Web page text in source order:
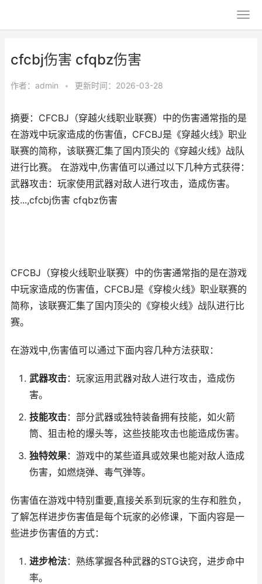
cfcbj伤害 cfqbz伤害
作者： admin • 更新时间：2026-03-28
摘要：CFCBJ（穿越火线职业联赛）中的伤害通常指的是
在游戏中玩家造成的伤害值，CFCBJ是《穿越火线》职业
联赛的简称，该联赛汇集了国内顶尖的《穿越火线》战队
进行比赛。 在游戏中,伤害值可以通过以下几种方式获得：
武器攻击：玩家使用武器对敌人进行攻击，造成伤害。
技...,cfcbj伤害 cfqbz伤害
CFCBJ（穿梭火线职业联赛）中的伤害通常指的是在游戏
中玩家造成的伤害值，CFCBJ是《穿梭火线》职业联赛的
简称，该联赛汇集了国内顶尖的《穿梭火线》战队进行比
赛。
在游戏中,伤害值可以通过下面内容几种方法获取：
武器攻击：玩家运用武器对敌人进行攻击，造成伤
害。
技能攻击：部分武器或独特装备拥有技能，如火箭
筒、狙击枪的爆头等，这些技能攻击也能造成伤害。
独特效果：游戏中的某些道具或效果也能对敌人造成
伤害，如燃烧弹、毒气弹等。
伤害值在游戏中特别重要,直接关系到玩家的生存和胜负，
了解怎样进步伤害值是每个玩家的必修课，下面内容是一
些进步伤害值的方式：
进步枪法：熟练掌握各种武器的STG诀窍，进步命中
率。